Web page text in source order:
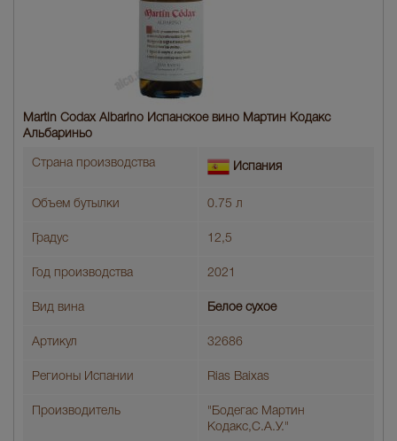
Martin Codax Albarino Испанское вино Мартин Кодакс
Альбариньо
Страна производства Испания
Объем бутылки 0.75 л
Градус 12,5
Год производства 2021
Вид вина Белое сухое
Артикул 32686
Регионы Испании Rias Baixas
Производитель
"Бодегас Мартин
Кодакс,С.А.У."